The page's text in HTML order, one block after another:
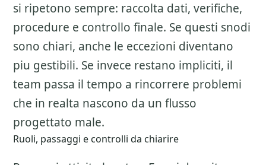
si ripetono sempre: raccolta dati, verifiche,
procedure e controllo finale. Se questi snodi
sono chiari, anche le eccezioni diventano
piu gestibili. Se invece restano impliciti, il
team passa il tempo a rincorrere problemi
che in realta nascono da un flusso
progettato male.
Ruoli, passaggi e controlli da chiarire